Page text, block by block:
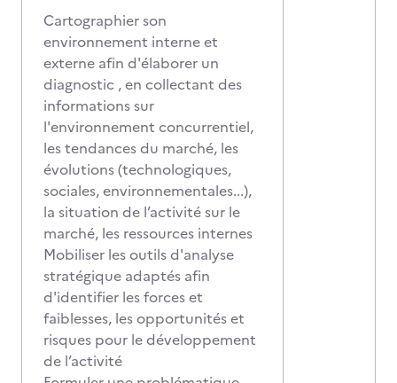
Cartographier son
environnement interne et
externe afin d'élaborer un
diagnostic , en collectant des
informations sur
l'environnement concurrentiel,
les tendances du marché, les
évolutions (technologiques,
sociales, environnementales...),
la situation de l’activité sur le
marché, les ressources internes
Mobiliser les outils d'analyse
stratégique adaptés afin
d'identifier les forces et
faiblesses, les opportunités et
risques pour le développement
de l’activité